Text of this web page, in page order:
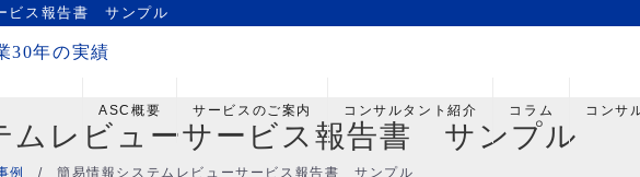
ビス報告書 サンプル
30年の実績
ASC概要 サービスのご案内 コンサルタント紹介 コラム コンサ
ムレビューサービス報告書 サンプル
例 /簡易情報システムレビューサービス報告書 サンプル